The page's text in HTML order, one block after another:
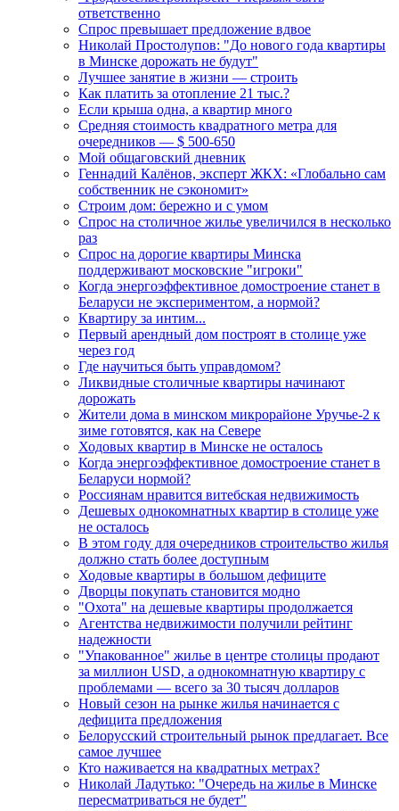
ответственно
Спрос превышает предложение вдвое
Николай Простолупов: "До нового года квартиры
в Минске дорожать не будут"
Лучшее занятие в жизни — строить
Как платить за отопление 21 тыс.?
Если крыша одна, а квартир много
Средняя стоимость квадратного метра для
очередников — $ 500-650
Мой общаговский дневник
Геннадий Калёнов, эксперт ЖКХ: «Глобально сам
собственник не сэкономит»
Строим дом: бережно и с умом
Спрос на столичное жилье увеличился в несколько
раз
Спрос на дорогие квартиры Минска
поддерживают московские "игроки"
Когда энергоэффективное домостроение станет в
Беларуси не экспериментом, а нормой?
Квартиру за интим...
Первый арендный дом построят в столице уже
через год
Где научиться быть управдомом?
Ликвидные столичные квартиры начинают
дорожать
Жители дома в минском микрорайоне Уручье-2 к
зиме готовятся, как на Севере
Ходовых квартир в Минске не осталось
Когда энергоэффективное домостроение станет в
Беларуси нормой?
Россиянам нравится витебская недвижимость
Дешевых однокомнатных квартир в столице уже
не осталось
В этом году для очередников строительство жилья
должно стать более доступным
Ходовые квартиры в большом дефиците
Дворцы покупать становится модно
"Охота" на дешевые квартиры продолжается
Агентства недвижимости получили рейтинг
надежности
"Упакованное" жилье в центре столицы продают
за миллион USD, а однокомнатную квартиру с
проблемами — всего за 30 тысяч долларов
Новый сезон на рынке жилья начинается с
дефицита предложения
Белорусский строительный рынок предлагает. Все
самое лучшее
Кто наживается на квадратных метрах?
Николай Ладутько: "Очередь на жилье в Минске
пересматриваться не будет"